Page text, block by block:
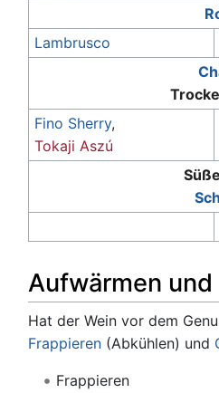
Lambrusco
Fino Sherry,
Tokaji Aszú
Aufwärmen
Hat der Wein vor dem
Frappieren (Abkühlen) und
Frappieren